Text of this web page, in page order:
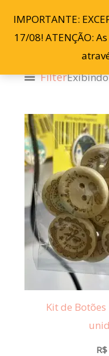
IMPORTANTE:
17/08! ATENÇÃO:
para
Filter
Kit de
R$